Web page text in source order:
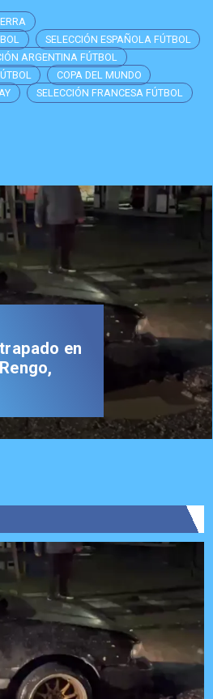
SELECCIÓN ESPAÑOLA FÚTBOL
ARGENTINA FÚTBOL
COPA DEL MUNDO
SELECCIÓN FRANCESA FÚTBOL
en